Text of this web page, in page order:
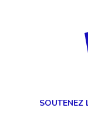
SOUTENEZ